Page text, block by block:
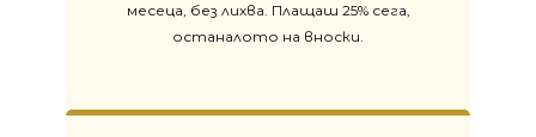
месеца, без лихва. Плащаш 25% сега,
останалото на вноски.